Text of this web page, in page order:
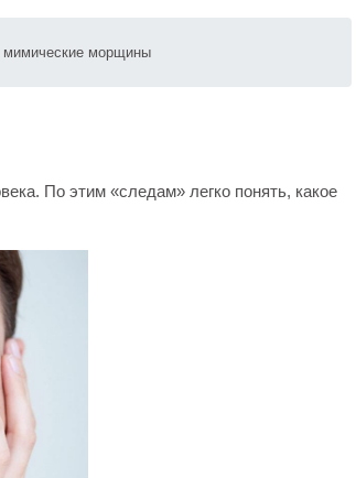
мимические морщины
По этим «следам» легко понять, какое